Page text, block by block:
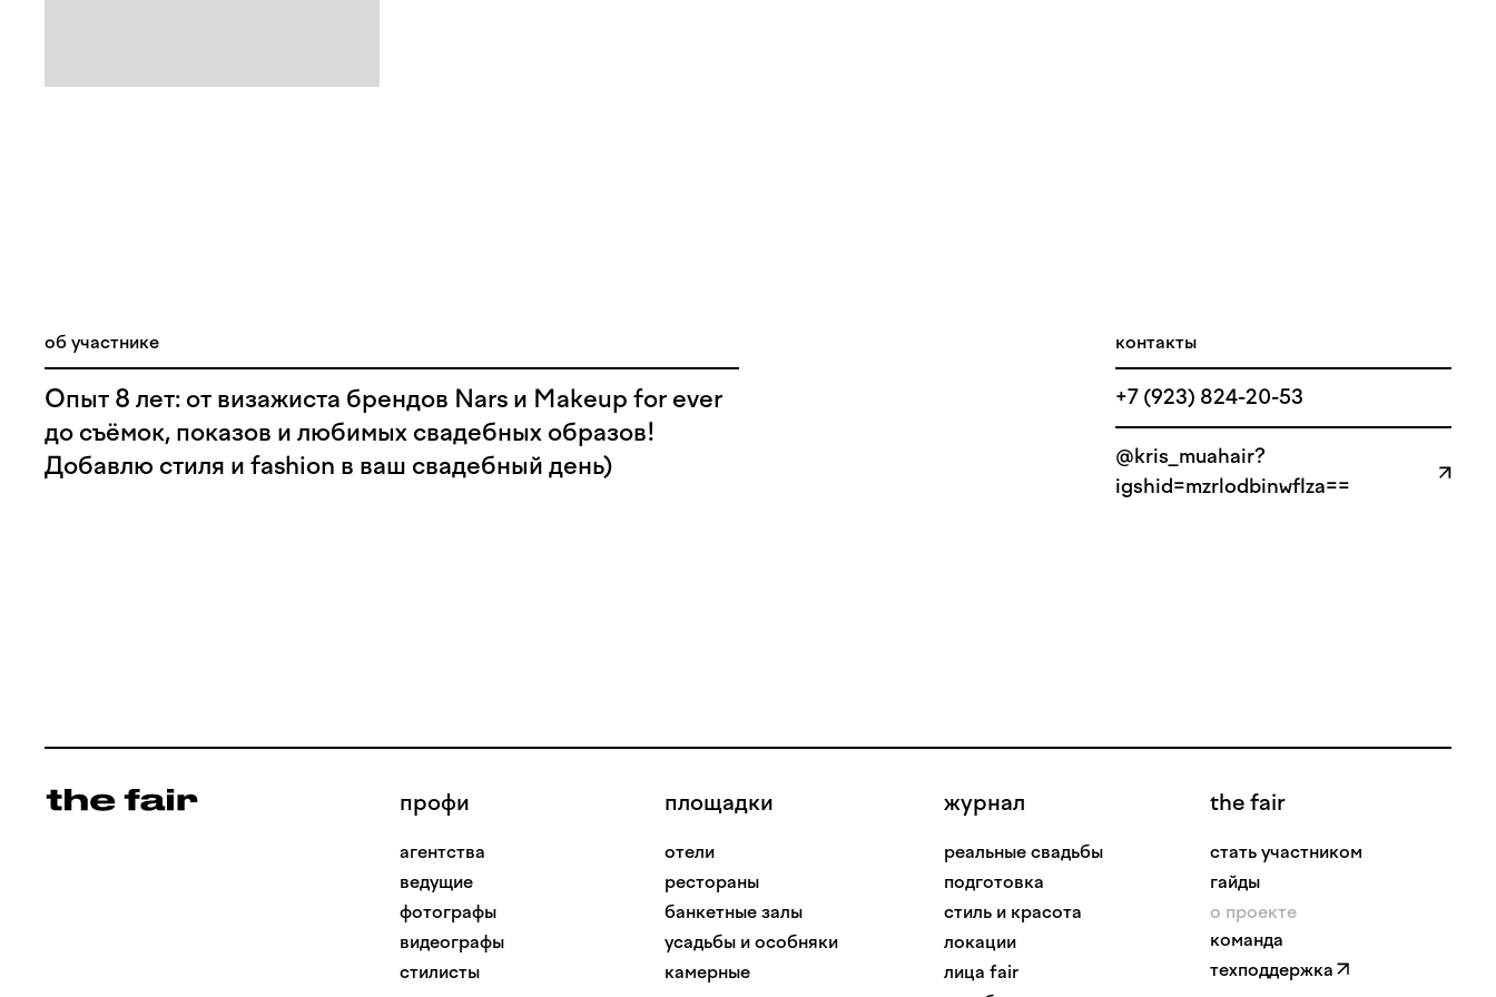
об участнике
Опыт 8 лет: от визажиста брендов Nars и Makeup for ever
до съёмок, показов и любимых свадебных образов!
Добавлю стиля и fashion в ваш свадебный день)
контакты
+7 (923) 824-20-53
@kris_muahair?
igshid=mzrlodbinwflza==
профи
агентства
ведущие
фотографы
видеографы
стилисты
площадки
отели
рестораны
банкетные залы
усадьбы и особняки
камерные
журнал
реальные свадьбы
подготовка
стиль и красота
локации
лица fair
the fair
стать участником
гайды
о проекте
команда
техподдержка